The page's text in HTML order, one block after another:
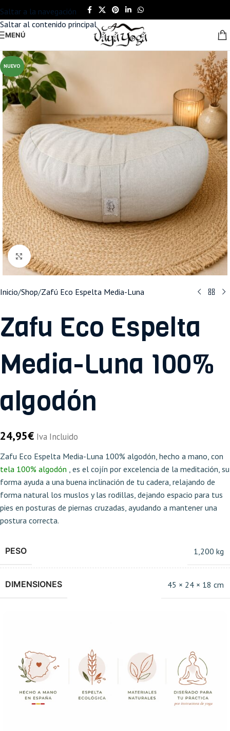
Saltar a la navegación
Saltar al contenido principal
MENÚ
NUEVO
Haga clic para ampliar
Inicio/Shop/Zafú Eco Espelta Media-Luna
Zafu Eco Espelta
Media-Luna 100%
algodón
24,95€ Iva Incluido
Zafu Eco Espelta Media-Luna 100% algodón, hecho a mano, con
tela 100% algodón , es el cojín por excelencia de la meditación, su
forma ayuda a una buena inclinación de tu cadera, relajando de
forma natural los muslos y las rodillas, dejando espacio para tus
pies en posturas de piernas cruzadas, ayudando a mantener una
postura correcta.
PESO 1,200 kg
DIMENSIONES 45 × 24 × 18 cm